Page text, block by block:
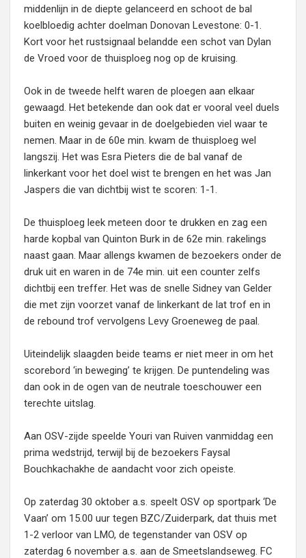
middenlijn in de diepte gelanceerd en schoot de bal
koelbloedig achter doelman Donovan Levestone: 0-1.
Kort voor het rustsignaal belandde een schot van Dylan
de Vroed voor de thuisploeg nog op de kruising.
Ook in de tweede helft waren de ploegen aan elkaar
gewaagd. Het betekende dan ook dat er vooral veel duels
buiten en weinig gevaar in de doelgebieden viel waar te
nemen. Maar in de 60e min. kwam de thuisploeg wel
langszij. Het was Esra Pieters die de bal vanaf de
linkerkant voor het doel wist te brengen en het was Jan
Jaspers die van dichtbij wist te scoren: 1-1.
De thuisploeg leek meteen door te drukken en zag een
harde kopbal van Quinton Burk in de 62e min. rakelings
naast gaan. Maar allengs kwamen de bezoekers onder de
druk uit en waren in de 74e min. uit een counter zelfs
dichtbij een treffer. Het was de snelle Sidney van Gelder
die met zijn voorzet vanaf de linkerkant de lat trof en in
de rebound trof vervolgens Levy Groeneweg de paal.
Uiteindelijk slaagden beide teams er niet meer in om het
scorebord ‘in beweging’ te krijgen. De puntendeling was
dan ook in de ogen van de neutrale toeschouwer een
terechte uitslag.
Aan OSV-zijde speelde Youri van Ruiven vanmiddag een
prima wedstrijd, terwijl bij de bezoekers Faysal
Bouchkachakhe de aandacht voor zich opeiste.
Op zaterdag 30 oktober a.s. speelt OSV op sportpark ‘De
Vaan’ om 15.00 uur tegen BZC/Zuiderpark, dat thuis met
1-2 verloor van LMO, de tegenstander van OSV op
zaterdag 6 november a.s. aan de Smeetslandseweg. FC